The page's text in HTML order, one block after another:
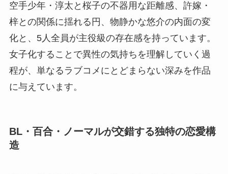
空手少年・淳太と桜子の不器用な距離感、許嫁・
梓との関係に揺れる円、物静かな悠介の内面の変
化と、5人全員が主役級の存在感を持っています。
女子化することで異性の気持ちを理解していく過
程が、単なるラブコメにとどまらない深みを作品
に与えています。
BL・百合・ノーマルが交錯する独特の恋愛構
造